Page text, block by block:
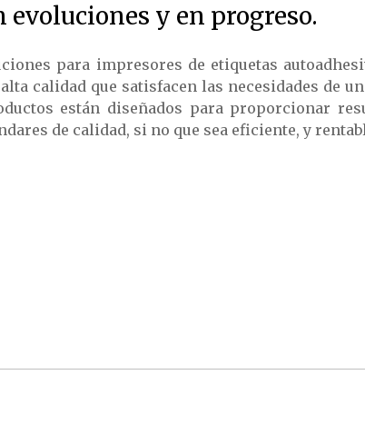
evoluciones y en progreso.
para impresores de etiquetas
calidad que satisfacen las necesidades de
están diseñados para proporcionar
de calidad, si no que sea eficiente, y